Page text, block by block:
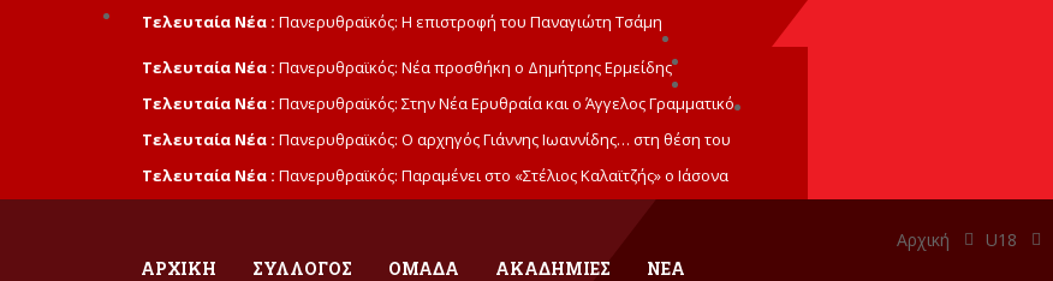
Τελευταία Νέα : Πανερυθραϊκός: Η επιστροφή του Παναγιώτη Τσάμη
Τελευταία Νέα : Πανερυθραϊκός: Νέα προσθήκη ο Δημήτρης Ερμείδης
Τελευταία Νέα : Πανερυθραϊκός: Στην Νέα Ερυθραία και ο Άγγελος Γραμματικό
Τελευταία Νέα : Πανερυθραϊκός: Ο αρχηγός Γιάννης Ιωαννίδης… στη θέση του
Τελευταία Νέα : Πανερυθραϊκός: Παραμένει στο «Στέλιος Καλαϊτζής» ο Ιάσονα
ΑΡΧΙΚΉ ΣΎΛΛΟΓΟΣ ΟΜΆΔΑ ΑΚΑΔΗΜΊΕΣ ΝΕΑ
Αρχική U18